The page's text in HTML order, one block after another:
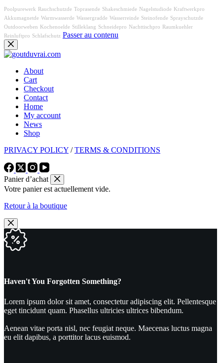
Poolpurewerk Rauchschutzde Toprasende Shakeschmiede Nagelstudiode Kraftwerkpro
Akkumagnetde Warmwasserde Wassergradde Wasserreinde Steinofende Sprayschutzde
Outdoorweben Kochenoelde Stilleklang Schneidepro Nachttischpro Raumkuehler
Reinluftpro Schlafschutz Passer au contenu
About
Cart
Checkout
Contact
Home
My account
News
Shop
PRIVACY POLICY /TERMS & CONDITIONS
Panier d’achat
Votre panier est actuellement vide.
Retour à la boutique
Haven't You Forgotten Something?
Lorem ipsum dolor sit amet, consectetur adipiscing elit. Pellentesque
eget tincidunt quam. Phasellus ultricies ultrices bibendum.
Aenean vitae porta nisl, nec feugiat neque. Maecenas luctus magna
eu elit dapibus, a porttitor lacus euismod.